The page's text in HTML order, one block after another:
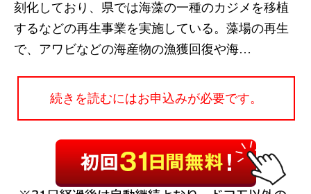
刻化しており、県では海藻の一種のカジメを移植
するなどの再生事業を実施している。藻場の再生
で、アワビなどの海産物の漁獲回復や海…
続きを読むにはお申込みが必要です。